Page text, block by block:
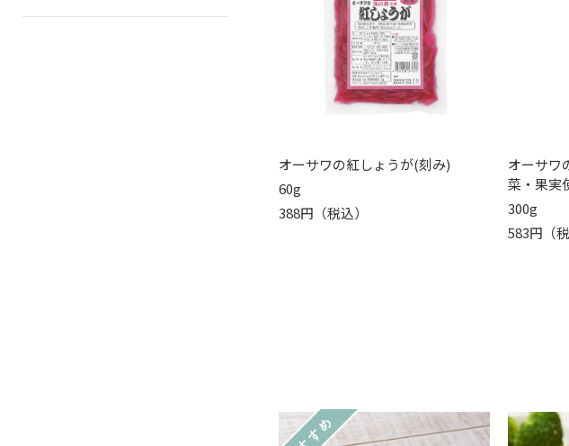
オーサワの紅しょうが(刻み)
60g
388円（税込）
オーサワ
菜・果実
300g
583円（税